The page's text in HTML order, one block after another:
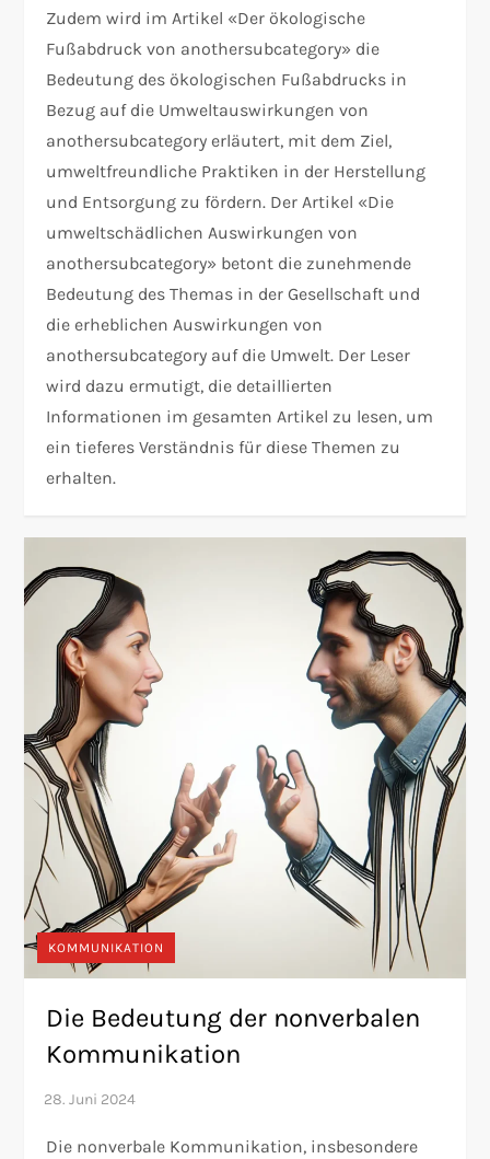
Zudem wird im Artikel «Der ökologische
Fußabdruck von anothersubcategory» die
Bedeutung des ökologischen Fußabdrucks in
Bezug auf die Umweltauswirkungen von
anothersubcategory erläutert, mit dem Ziel,
umweltfreundliche Praktiken in der Herstellung
und Entsorgung zu fördern. Der Artikel «Die
umweltschädlichen Auswirkungen von
anothersubcategory» betont die zunehmende
Bedeutung des Themas in der Gesellschaft und
die erheblichen Auswirkungen von
anothersubcategory auf die Umwelt. Der Leser
wird dazu ermutigt, die detaillierten
Informationen im gesamten Artikel zu lesen, um
ein tieferes Verständnis für diese Themen zu
erhalten.
KOMMUNIKATION
Die Bedeutung der nonverbalen
Kommunikation
Die nonverbale Kommunikation, insbesondere